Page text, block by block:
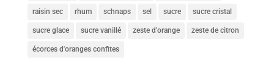
raisin sec rhum schnaps sel sucre sucre cristal
sucre glace sucre vanillé zeste d'orange zeste de citron
écorces d'oranges confites